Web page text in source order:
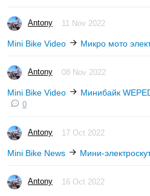
Antony 11 Nov 2022
Mini Bike Video Микро мото
Antony 08 Nov 2022
Mini Bike Video Минибайк
0
Antony 17 Oct 2022
Mini Bike News Мини-
Antony 16 Oct 2022